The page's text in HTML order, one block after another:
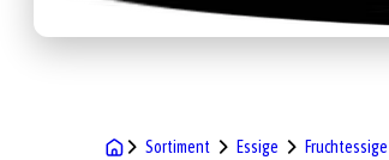
Sortiment Essige Fruchtessige